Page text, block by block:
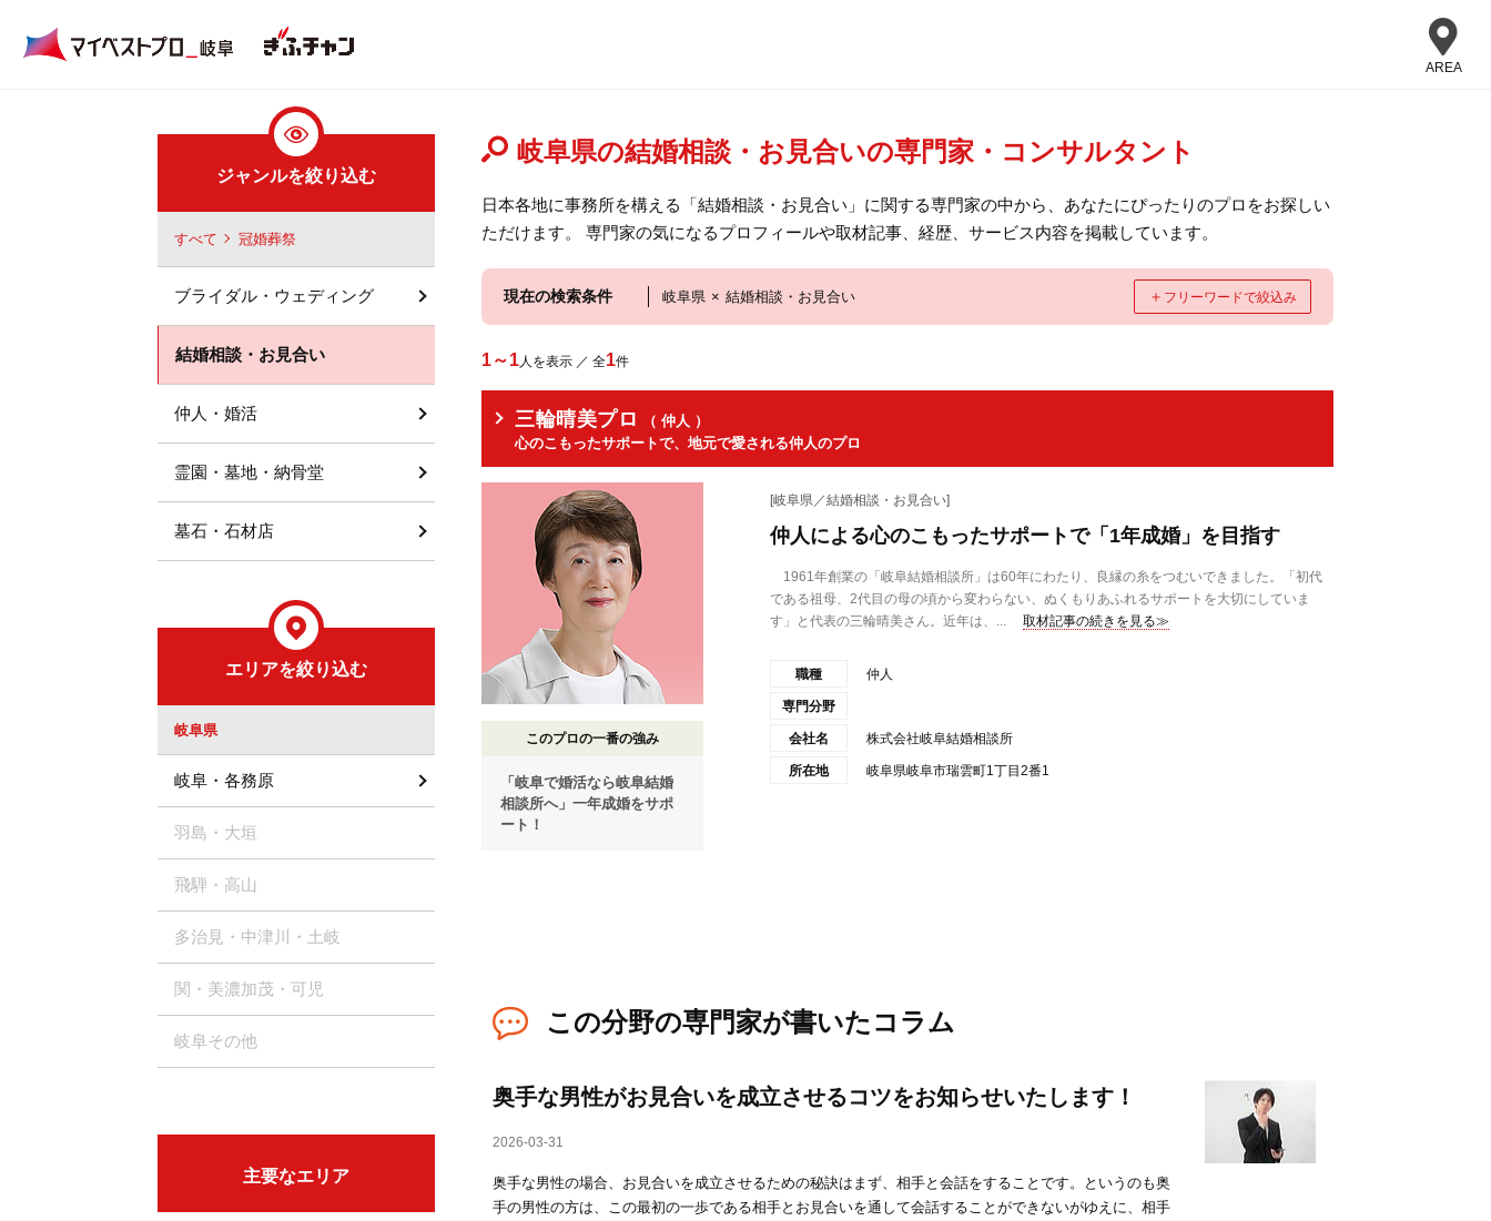
AREA
岐阜県の結婚相談・お見合いの専門家・コンサルタント
日本各地に事務所を構える「結婚相談・お見合い」に関する専門家の中から、あなたにぴったりのプロをお探しい
ただけます。 専門家の気になるプロフィールや取材記事、経歴、サービス内容を掲載しています。
現在の検索条件 岐阜県 × 結婚相談・お見合い ＋ フリーワードで絞込み
1～1人を表示 ／ 全1件
三輪晴美プロ
（ 仲人 ）
心のこもったサポートで、地元で愛される仲人のプロ
このプロの一番の強み
「岐阜で婚活なら岐阜結婚
相談所へ」一年成婚をサポ
ート！
[岐阜県／結婚相談・お見合い]
仲人による心のこもったサポートで「1年成婚」を目指す
1961年創業の「岐阜結婚相談所」は60年にわたり、良縁の糸をつむいできました。「初代
である祖母、2代目の母の頃から変わらない、ぬくもりあふれるサポートを大切にしていま
す」と代表の三輪晴美さん。近年は、...
取材記事の続きを見る≫
職種 仲人
専門分野
会社名 株式会社岐阜結婚相談所
所在地 岐阜県岐阜市瑞雲町1丁目2番1
この分野の専門家が書いたコラム
奥手な男性がお見合いを成立させるコツをお知らせいたします！
2026-03-31
奥手な男性の場合、お見合いを成立させるための秘訣はまず、相手と会話をすることです。というのも奥
手の男性の方は、この最初の一歩である相手とお見合いを通して会話することができないがゆえに、相手
ジャンルを絞り込む
すべて 冠婚葬祭
ブライダル・ウェディング
結婚相談・お見合い
仲人・婚活
霊園・墓地・納骨堂
墓石・石材店
エリアを絞り込む
岐阜県
岐阜・各務原
羽島・大垣
飛騨・高山
多治見・中津川・土岐
関・美濃加茂・可児
岐阜その他
主要なエリア